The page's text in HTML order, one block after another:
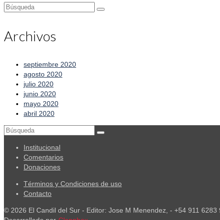
Buscar
Archivos
septiembre 2020
agosto 2020
julio 2020
junio 2020
mayo 2020
abril 2020
Buscar
Institucional
Comentarios
Donaciones
Términos y Condiciones de uso
Contacto
© 2026 El Candil del Sur - Editor: Jose M Menendez, - +54 911